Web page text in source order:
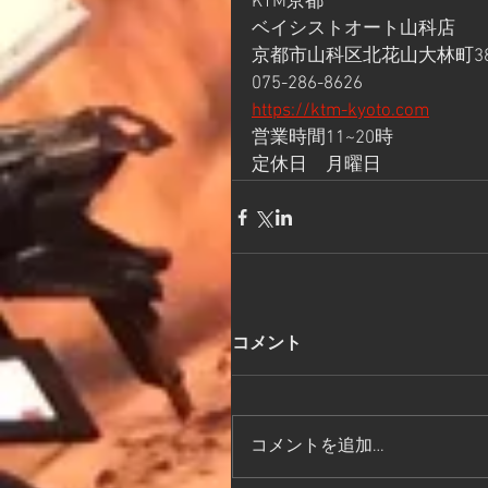
ベイシストオート山科店
京都市山科区北花山大林町
075-286-8626
https://ktm-kyoto.com
営業時間11~20時
定休日　月曜日
コメント
コメントを追加…